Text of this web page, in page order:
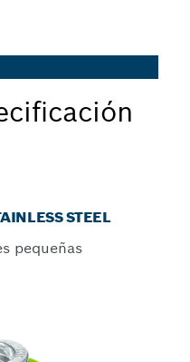
STEEL
pequeñas